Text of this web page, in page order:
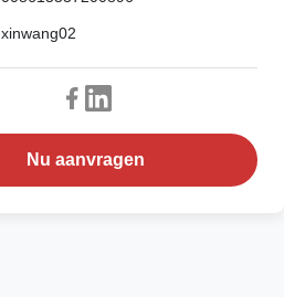
xinwang02
Nu aanvragen